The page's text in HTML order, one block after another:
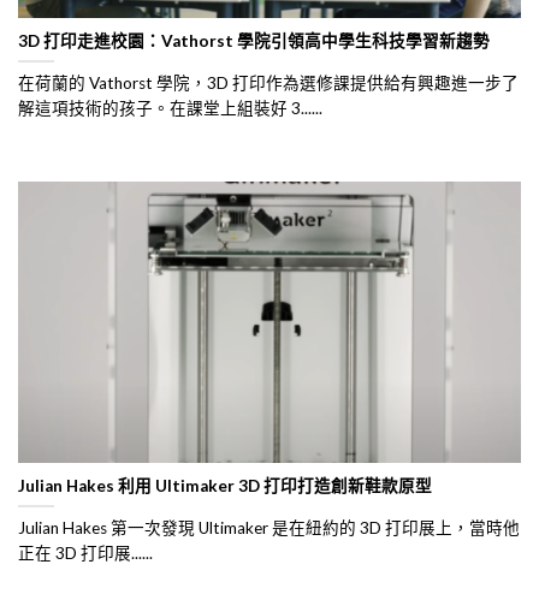
3D 打印走進校園：Vathorst 學院引領高中學生科技學習新趨勢
在荷蘭的 Vathorst 學院，3D 打印作為選修課提供給有興趣進一步了
解這項技術的孩子。在課堂上組裝好 3......
Julian Hakes 利用 Ultimaker 3D 打印打造創新鞋款原型
Julian Hakes 第一次發現 Ultimaker 是在紐約的 3D 打印展上，當時他
正在 3D 打印展......